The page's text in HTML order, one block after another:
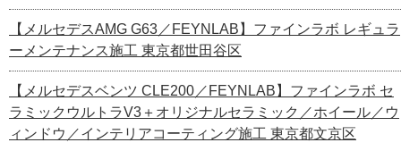
【メルセデスAMG G63／FEYNLAB】ファインラボ レギュラ
ーメンテナンス施工 東京都世田谷区
【メルセデスベンツ CLE200／FEYNLAB】ファインラボ セ
ラミックウルトラV3＋オリジナルセラミック／ホイール／ウ
ィンドウ／インテリアコーティング施工 東京都文京区